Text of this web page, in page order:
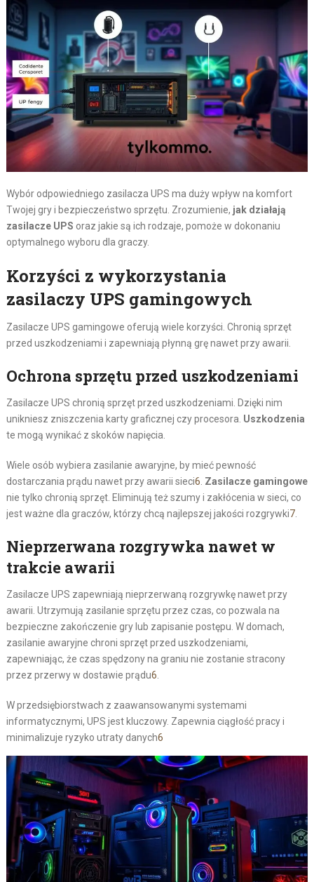
Wybór odpowiedniego zasilacza UPS ma duży wpływ na komfort
Twojej gry i bezpieczeństwo sprzętu. Zrozumienie, jak działają
zasilacze UPS oraz jakie są ich rodzaje, pomoże w dokonaniu
optymalnego wyboru dla graczy.
Korzyści z wykorzystania
zasilaczy UPS gamingowych
Zasilacze UPS gamingowe oferują wiele korzyści. Chronią sprzęt
przed uszkodzeniami i zapewniają płynną grę nawet przy awarii.
Ochrona sprzętu przed uszkodzeniami
Zasilacze UPS chronią sprzęt przed uszkodzeniami. Dzięki nim
unikniesz zniszczenia karty graficznej czy procesora. Uszkodzenia
te mogą wynikać z skoków napięcia.
Wiele osób wybiera zasilanie awaryjne, by mieć pewność
dostarczania prądu nawet przy awarii sieci6 Zasilacze gamingowe
nie tylko chronią sprzęt. Eliminują też szumy i zakłócenia w sieci, co
jest ważne dla graczów, którzy chcą najlepszej jakości rozgrywki7.
Nieprzerwana rozgrywka nawet w
trakcie awarii
Zasilacze UPS zapewniają nieprzerwaną rozgrywkę nawet przy
awarii. Utrzymują zasilanie sprzętu przez czas, co pozwala na
bezpieczne zakończenie gry lub zapisanie postępu. W domach,
zasilanie awaryjne chroni sprzęt przed uszkodzeniami,
zapewniając, że czas spędzony na graniu nie zostanie stracony
przez przerwy w dostawie prądu6
W przedsiębiorstwach z zaawansowanymi systemami
informatycznymi, UPS jest kluczowy. Zapewnia ciągłość pracy i
minimalizuje ryzyko utraty danych6